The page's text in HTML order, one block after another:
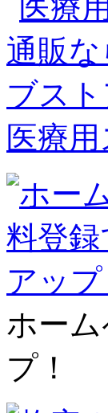
医療
ホー
プ！